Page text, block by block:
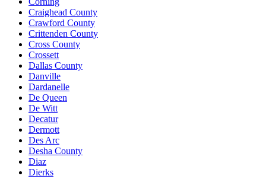
Craighead County
Crawford County
Crittenden County
Cross County
Crossett
Dallas County
Danville
Dardanelle
De Queen
De Witt
Decatur
Dermott
Des Arc
Desha County
Diaz
Dierks